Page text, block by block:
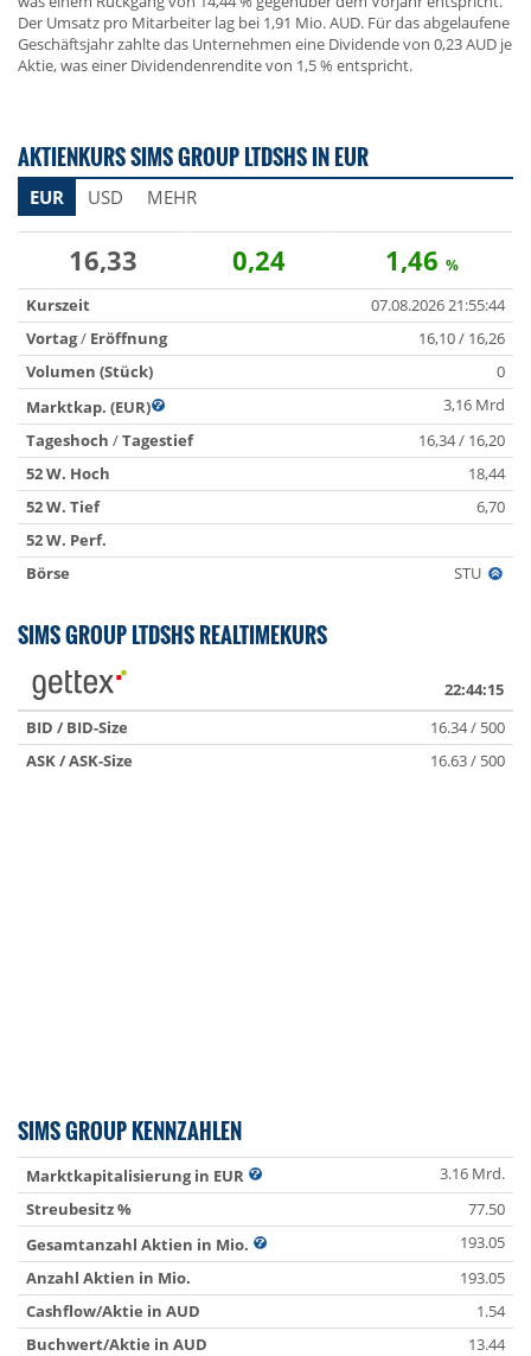
Der Umsatz pro Mitarbeiter lag bei 1,91 Mio. AUD. Für das abgelaufene
Geschäftsjahr zahlte das Unternehmen eine Dividende von 0,23 AUD je
Aktie, was einer Dividendenrendite von 1,5 % entspricht.
AKTIENKURS SIMS GROUP LTDSHS IN EUR
EUR USD MEHR
16,33 0,24 1,46 %
Kurszeit
07.08.2026 21:55:44
Vortag/ Eröffnung
16,10 / 16,26
Volumen (Stück)
0
Marktkap. (EUR)
3,16 Mrd
Tageshoch /Tagestief
16,34 / 16,20
52 W. Hoch
18,44
52 W. Tief
6,70
52 W. Perf.
Börse
STU
SIMS GROUP LTDSHS REALTIMEKURS
22:44:15
BID / BID-Size
16.34 / 500
ASK / ASK-Size
16.63 / 500
SIMS GROUP KENNZAHLEN
Marktkapitalisierung in EUR
3.16 Mrd.
Streubesitz %
77.50
Gesamtanzahl Aktien in Mio.
193.05
Anzahl Aktien in Mio.
193.05
Cashflow/Aktie in AUD
1.54
Buchwert/Aktie in AUD
13.44